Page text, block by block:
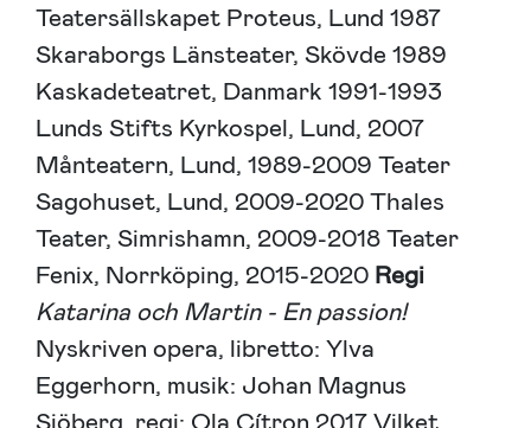
Teatersällskapet Proteus, Lund 1987
Skaraborgs Länsteater, Skövde 1989
Kaskadeteatret, Danmark 1991-1993
Lunds Stifts Kyrkospel, Lund, 2007
Månteatern, Lund, 1989-2009 Teater
Sagohuset, Lund, 2009-2020 Thales
Teater, Simrishamn, 2009-2018 Teater
Fenix, Norrköping, 2015-2020 Regi
Katarina och Martin - En passion!
Nyskriven opera, libretto: Ylva
Eggerhorn, musik: Johan Magnus